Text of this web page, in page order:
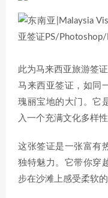
此为马来西亚旅游签证
马来西亚签证，如同
瑰丽宝地的大门。它
入一个充满文化多样
这张签证是一张富有
独特魅力。它带你穿
步在沙滩上感受柔软